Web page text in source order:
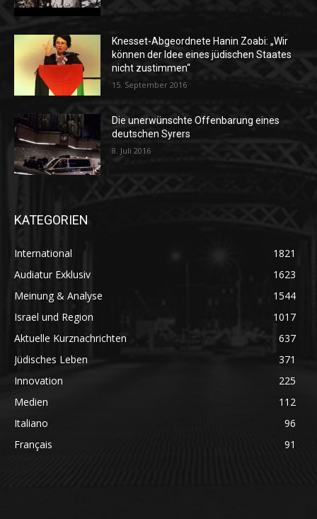
Knesset-Abgeordnete Hanin Zoabi: „Wir
können der Idee eines jüdischen Staates
nicht zustimmen“
15. September 2016
Die unerwünschte Offenbarung eines
deutschen Syrers
8. Juli 2016
KATEGORIEN
International
1821
Audiatur Exklusiv
1623
Meinung & Analyse
1544
Israel und Region
1017
Aktuelle Kurznachrichten
637
Jüdisches Leben
371
Innovation
225
Medien
112
Italiano
96
Français
91